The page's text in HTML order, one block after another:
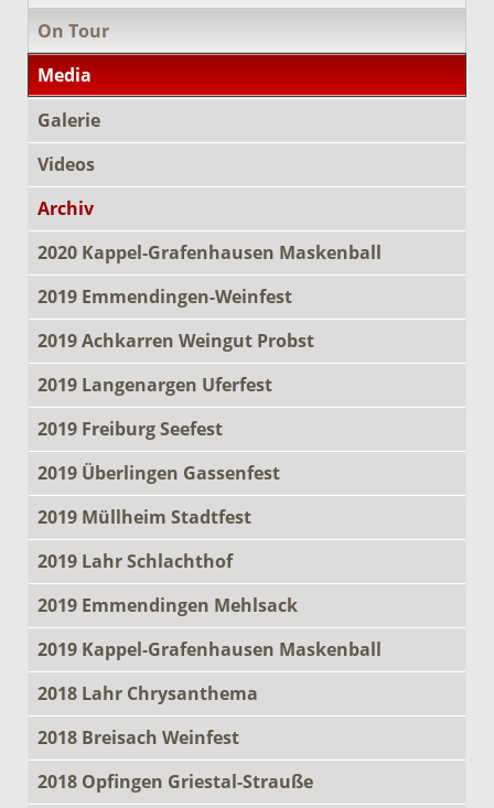
On Tour
Media
Galerie
Videos
Archiv
2020 Kappel-Grafenhausen Maskenball
2019 Emmendingen-Weinfest
2019 Achkarren Weingut Probst
2019 Langenargen Uferfest
2019 Freiburg Seefest
2019 Überlingen Gassenfest
2019 Müllheim Stadtfest
2019 Lahr Schlachthof
2019 Emmendingen Mehlsack
2019 Kappel-Grafenhausen Maskenball
2018 Lahr Chrysanthema
2018 Breisach Weinfest
2018 Opfingen Griestal-Strauße